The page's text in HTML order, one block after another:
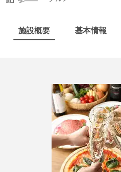
施設概要 基本情報